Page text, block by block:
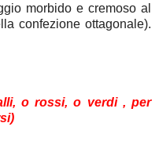
morbido e cremoso al
confezione ottagonale).
o rossi, o verdi , per